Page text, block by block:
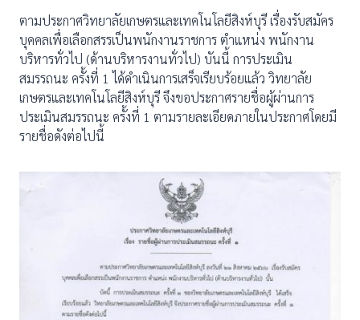
ตามประกาศวิทยาลัยเกษตรและเทคโนโลยีสิงห์บุรี เรื่องรับสมัคร
บุคคลเพื่อเลือกสรรเป็นพนักงานราชการ ตำแหน่ง พนักงาน
บริหารทั่วไป (ด้านบริหารงานทั่วไป) บันนี้ การประเมิน
สมรรถนะ ครั้งที่ 1 ได้ดำเนินการเสร็จเรียบร้อยแล้ว วิทยาลัย
เกษตรและเทคโนโลยีสิงห์บุรี จึงขอประกาศรายชื่อผู้ผ่านการ
ประเมินสมรรถนะ ครั้งที่ 1 ตามรายละเอียดภายในประกาศโดยมี
รายชื่อดังต่อไปนี้